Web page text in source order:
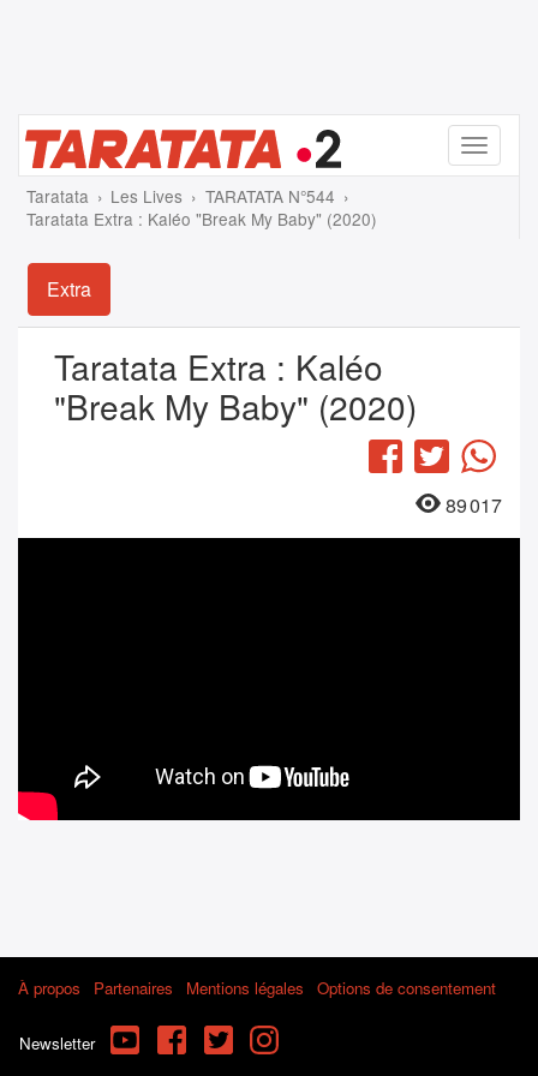
Menu
Taratata Les Lives
TARATATA N°544
Taratata Extra : Kaléo "Break My Baby" (2020)
Extra
Taratata Extra : Kaléo
"Break My Baby" (2020)
Facebook
Twitter
89 017
À propos Partenaires Mentions légales Options de consentement
Newsletter YouTube FacebookTwitterInstagram